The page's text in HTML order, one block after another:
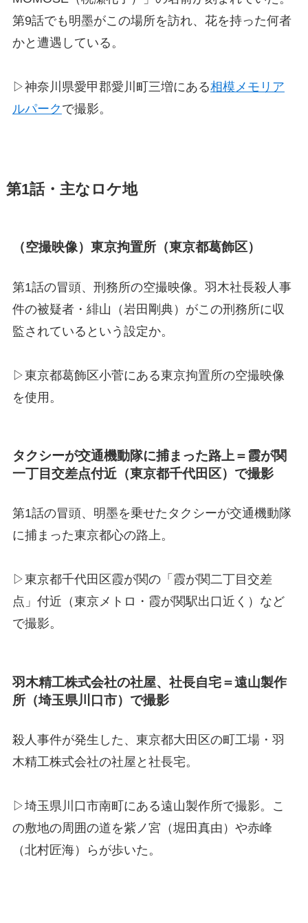
第9話でも明墨がこの場所を訪れ、花を持った何者
かと遭遇している。
▷神奈川県愛甲郡愛川町三増にある相模メモリア
ルパーク で撮影。
第1話・主なロケ地
（空撮映像）東京拘置所（東京都葛飾区）
第1話の冒頭、刑務所の空撮映像。羽木社長殺人事
件の被疑者・緋山（岩田剛典）がこの刑務所に収
監されているという設定か。
▷東京都葛飾区小菅にある東京拘置所の空撮映像
を使用。
タクシーが交通機動隊に捕まった路上＝霞が関
一丁目交差点付近（東京都千代田区）で撮影
第1話の冒頭、明墨を乗せたタクシーが交通機動隊
に捕まった東京都心の路上。
▷東京都千代田区霞が関の「霞が関二丁目交差
点」付近（東京メトロ・霞が関駅出口近く）など
で撮影。
羽木精工株式会社の社屋、社長自宅＝遠山製作
所（埼玉県川口市）で撮影
殺人事件が発生した、東京都大田区の町工場・羽
木精工株式会社の社屋と社長宅。
▷埼玉県川口市南町にある遠山製作所で撮影。こ
の敷地の周囲の道を紫ノ宮（堀田真由）や赤峰
（北村匠海）らが歩いた。